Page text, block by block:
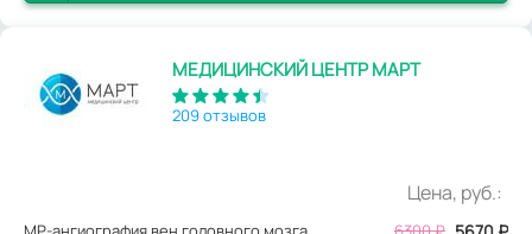
МЕДИЦИНСКИЙ ЦЕНТР МАРТ
209 отзывов
Цена, руб.: